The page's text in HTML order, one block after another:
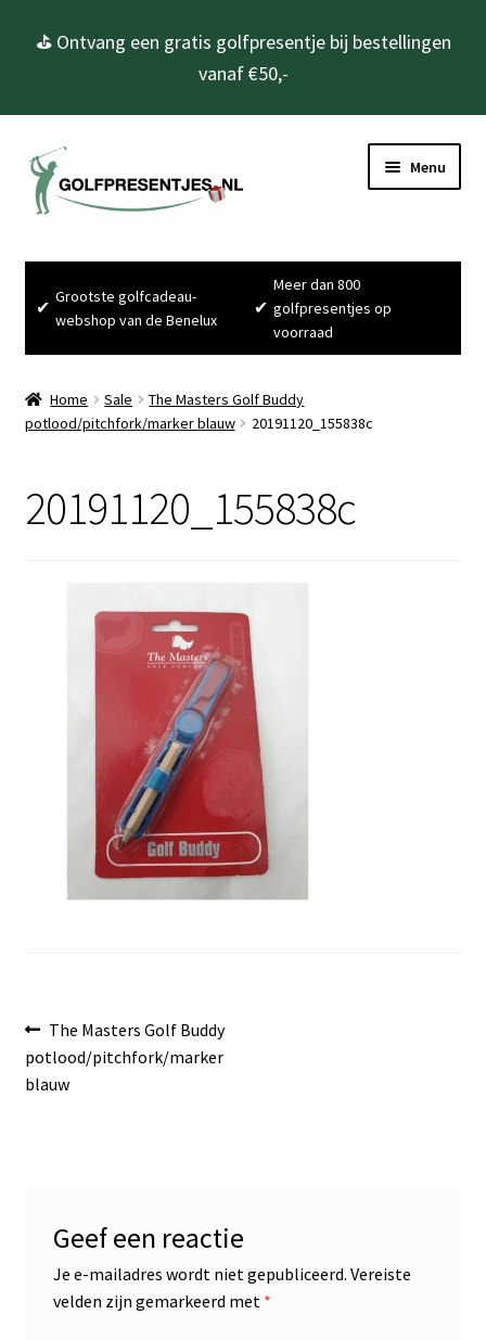
⛳ Ontvang een gratis golfpresentje bij bestellingen
vanaf €50,-
Ga
door
naar
Ga
naar
de
Menu
Golfcadeau’s
Golfbenodigdheden
Gadgets
✔
Grootste golfcadeau-
webshop van de Benelux
✔
Meer dan 800
golfpresentjes op
voorraad
Home Sale
The Masters Golf Buddy
potlood/pitchfork/marker blauw
20191120_155838c
20191120_155838c
Bericht
navigatie
Vorig
bericht:
The Masters Golf Buddy
potlood/pitchfork/marker
blauw
Geef een reactie
Je e-mailadres wordt niet gepubliceerd. Vereiste
velden zijn gemarkeerd met *